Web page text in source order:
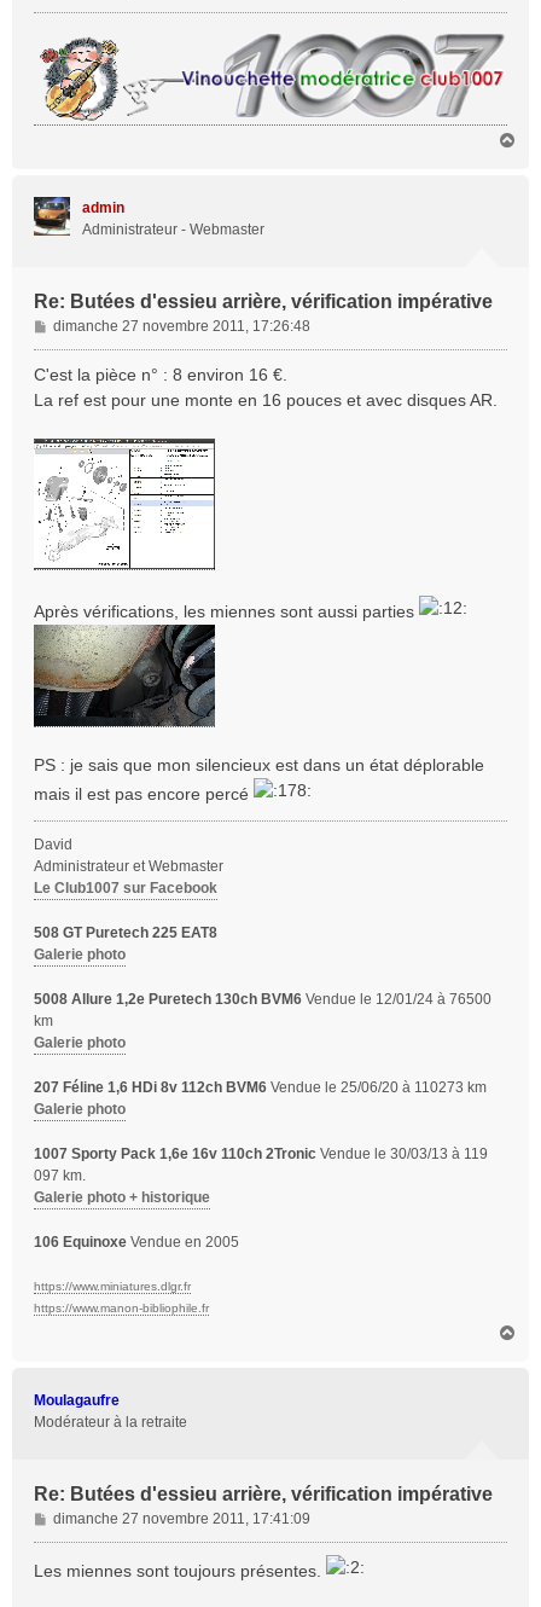
admin
Administrateur - Webmaster
Re: Butées d'essieu arrière, vérification impérative
M
e
s
e
dimanche 27 novembre 2011, 17:26:48
C'est la pièce n° : 8 environ 16 €.
La ref est pour une monte en 16 pouces et avec disques AR.
Après vérifications, les miennes sont aussi parties
PS : je sais que mon silencieux est dans un état déplorable
mais il est pas encore percé
David
Administrateur et Webmaster
Le Club1007 sur Facebook
508 GT Puretech 225 EAT8
Galerie photo
5008 Allure 1,2e Puretech 130ch BVM6 Vendue le 12/01/24 à 76500
km
Galerie photo
207 Féline 1,6 HDi 8v 112ch BVM6 Vendue le 25/06/20 à 110273 km
Galerie photo
1007 Sporty Pack 1,6e 16v 110ch 2Tronic Vendue le 30/03/13 à 119
097 km.
Galerie photo + historique
106 Equinoxe Vendue en 2005
https://www.miniatures.dlgr.fr
https://www.manon-bibliophile.fr
Moulagaufre
Modérateur à la retraite
Re: Butées d'essieu arrière, vérification impérative
M
e
dimanche 27 novembre 2011, 17:41:09
Les miennes sont toujours présentes.